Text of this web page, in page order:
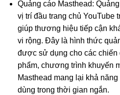
Quảng cáo Masthead:
vị trí đầu trang chủ YouTube
giúp thương hiệu tiếp cận
vi rộng. Đây là hình thức
được sử dụng cho các chiến
phẩm, chương trình khuyến
Masthead mang lại khả
dùng trong thời gian ngắn.